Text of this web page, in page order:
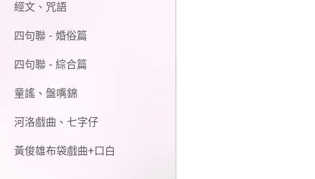
經文、咒語
四句聯 - 婚俗篇
四句聯 - 綜合篇
童謠、盤嘴錦
河洛戲曲、七字仔
黃俊雄布袋戲曲+口白